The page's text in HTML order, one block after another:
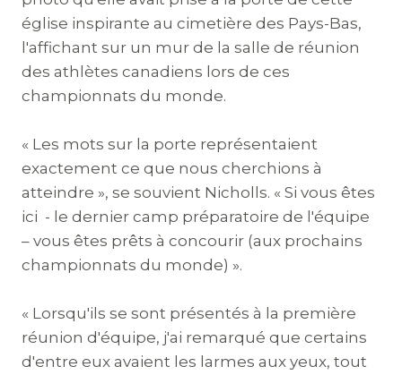
église inspirante au cimetière des Pays-Bas,
l'affichant sur un mur de la salle de réunion
des athlètes canadiens lors de ces
championnats du monde.
« Les mots sur la porte représentaient
exactement ce que nous cherchions à
atteindre », se souvient Nicholls. « Si vous êtes
ici - le dernier camp préparatoire de l'équipe
– vous êtes prêts à concourir (aux prochains
championnats du monde) ».
« Lorsqu'ils se sont présentés à la première
réunion d'équipe, j'ai remarqué que certains
d'entre eux avaient les larmes aux yeux, tout